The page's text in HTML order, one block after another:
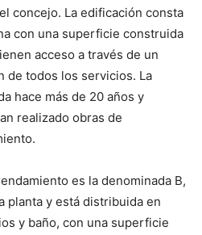
concejo. La edificación consta
con una superficie construida
acceso a través de un
de todos los servicios. La
hace más de 20 años y
realizado obras de
es la denominada B,
planta y está distribuida en
y baño, con una superficie